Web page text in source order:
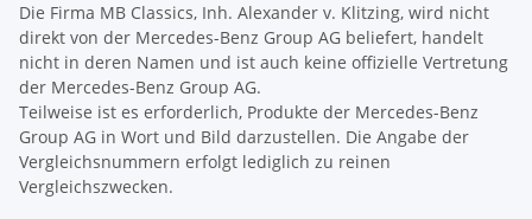
Die Firma MB Classics, Inh. Alexander v. Klitzing, wird nicht
direkt von der Mercedes-Benz Group AG beliefert, handelt
nicht in deren Namen und ist auch keine offizielle Vertretung
der Mercedes-Benz Group AG.
Teilweise ist es erforderlich, Produkte der Mercedes-Benz
Group AG in Wort und Bild darzustellen. Die Angabe der
Vergleichsnummern erfolgt lediglich zu reinen
Vergleichszwecken.